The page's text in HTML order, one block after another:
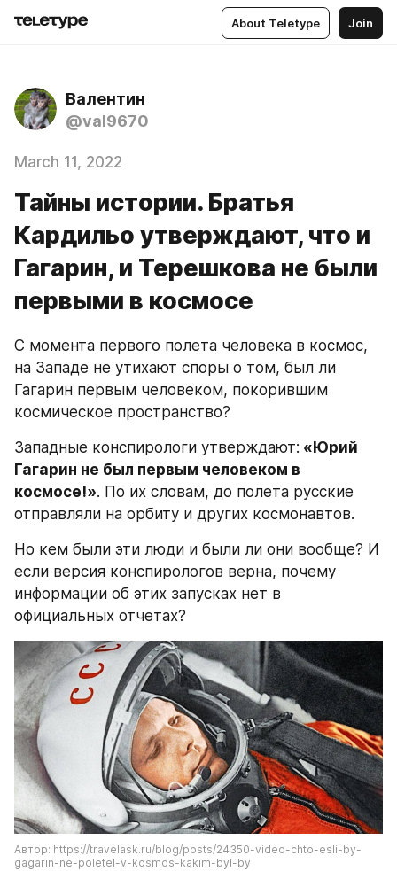
About Teletype Join
Валентин
@val9670
March 11, 2022
Тайны истории. Братья
Кардильо утверждают, что и
Гагарин, и Терешкова не были
первыми в космосе
С момента первого полета человека в космос,
на Западе не утихают споры о том, был ли
Гагарин первым человеком, покорившим
космическое пространство?
Западные конспирологи утверждают: «Юрий
Гагарин не был первым человеком в
космосе!». По их словам, до полета русские
отправляли на орбиту и других космонавтов.
Но кем были эти люди и были ли они вообще? И
если версия конспирологов верна, почему
информации об этих запусках нет в
официальных отчетах?
Автор: https://travelask.ru/blog/posts/24350-video-chto-esli-by-
gagarin-ne-poletel-v-kosmos-kakim-byl-by